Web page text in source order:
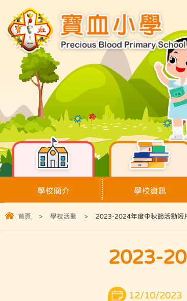
學校簡介 學校資訊
首頁 > 學校活動 > 2023-2024年度中秋節活動短
2023-
12/10/2023